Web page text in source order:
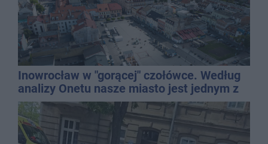
Inowrocław w "gorącej" czołówce. Według
analizy Onetu nasze miasto jest jednym z
najbardziej narażonych na upały